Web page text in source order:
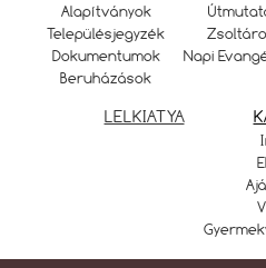
Alapítványok
Településjegyzék
Dokumentumok
Beruházások
Napi
LELKIATYA